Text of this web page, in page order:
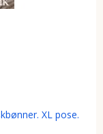
XL pose.